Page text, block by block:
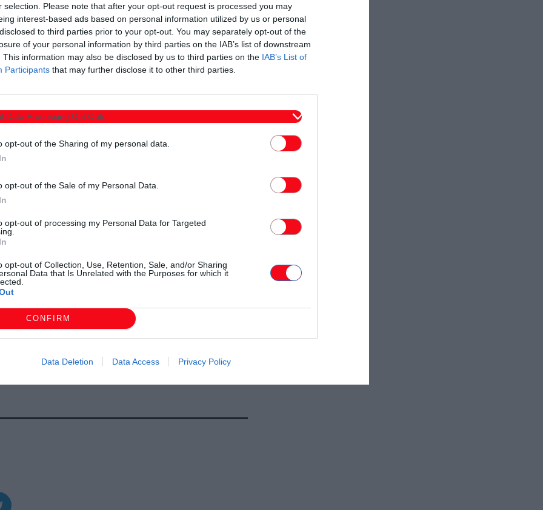
selection. Please note that after your opt-out request is processed you may
interest-based ads based on personal information utilized by us or personal
to third parties prior to your opt-out. You may separately opt-out of the
of your personal information by third parties on the IAB’s list of downstream
This information may also be disclosed by us to third parties on the IAB’s List of
Participants that may further disclose it to other third parties.
Data Processing Opt Outs
opt-out of the Sharing of my personal data.
opt-out of the Sale of my Personal Data.
opt-out of processing my Personal Data for Targeted
opt-out of Collection, Use, Retention, Sale, and/or Sharing
Data that Is Unrelated with the Purposes for which it
CONFIRM
Data Deletion Data Access Privacy Policy
Ανατολικής Μακεδονίας και Θράκης,
γραφείο του ο Δήμαρχος Αλεξανδρούπολης
Πυροσβεστικών Υπηρεσιών Ανατολικής
ο Διοικητής των Πυροσβεστικών Υπηρεσιών Νομού
και διαρκώς ενισχυόμενη συνεργασία μεταξύ του
η οποία έχει συμβάλει ουσιαστικά στην
πολιτικής προστασίας της περιοχής.
που αφορούν τη βελτίωση της πυροπροστασίας
για την προώθηση των παρακάτω αιτημάτων:
Φερών σε μόνιμο Πυροσβεστικό Κλιμάκιο,
της περιοχής.
των πυροφυλακίων, εξασφαλίζοντας καλύτερη
περίοδο.
και αμοιβαίας δέσμευσης για την ενίσχυση της
διαχείριση των κινδύνων που σχετίζονται με